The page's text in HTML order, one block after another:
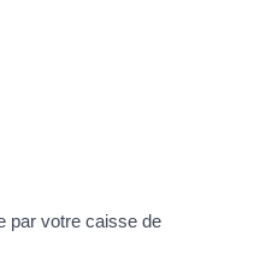
par votre caisse de